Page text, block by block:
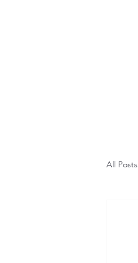
All Posts